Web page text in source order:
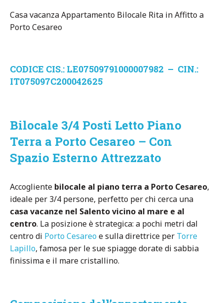
Casa vacanza Appartamento Bilocale Rita in Affitto a
Porto Cesareo
CODICE CIS.: LE07509791000007982 – CIN.:
IT075097C200042625
Bilocale 3/4 Posti Letto Piano
Terra a Porto Cesareo – Con
Spazio Esterno Attrezzato
Accogliente bilocale al piano terra a Porto Cesareo,
ideale per 3/4 persone, perfetto per chi cerca una
casa vacanze nel Salento vicino al mare e al
centro. La posizione è strategica: a pochi metri dal
centro di Porto Cesareoe sulla direttrice per Torre
Lapillo, famosa per le sue spiagge dorate di sabbia
finissima e il mare cristallino.